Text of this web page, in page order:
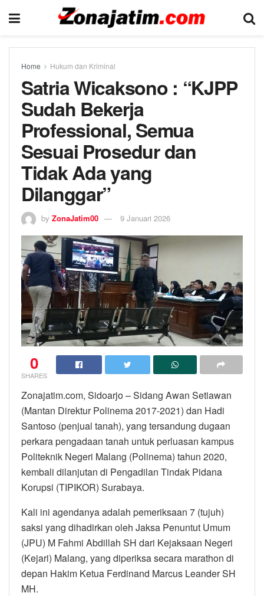
Home Hukum dan Kriminal
Satria Wicaksono : “KJPP
Sudah Bekerja
Professional, Semua
Sesuai Prosedur dan
Tidak Ada yang
Dilanggar”
by ZonaJatim00 9 Januari 2026
0
SHARES
Zonajatim.com, Sidoarjo – Sidang Awan Setiawan
(Mantan Direktur Polinema 2017-2021) dan Hadi
Santoso (penjual tanah), yang tersandung dugaan
perkara pengadaan tanah untuk perluasan kampus
Politeknik Negeri Malang (Polinema) tahun 2020,
kembali dilanjutan di Pengadilan Tindak Pidana
Korupsi (TIPIKOR) Surabaya.
Kali ini agendanya adalah pemeriksaan 7 (tujuh)
saksi yang dihadirkan oleh Jaksa Penuntut Umum
(JPU) M Fahmi Abdillah SH dari Kejaksaan Negeri
(Kejari) Malang, yang diperiksa secara marathon di
depan Hakim Ketua Ferdinand Marcus Leander SH
MH.